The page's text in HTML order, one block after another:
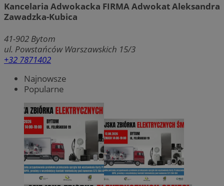
Kancelaria Adwokacka FIRMA Adwokat Aleksandra
Zawadzka-Kubica
41-902 Bytom
ul. Powstańców Warszawskich 15/3
+32 7871402
Najnowsze
Popularne